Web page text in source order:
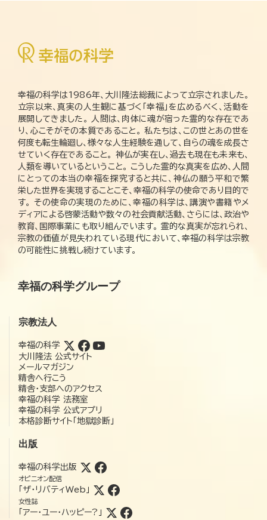
幸福の科学は1986年、大川隆法総裁によって立宗されました。
立宗以来、真実の人生観に基づく「幸福」を広めるべく、活動を
展開してきました。 人間は、肉体に魂が宿った霊的な存在であ
り、心こそがその本質であること。 私たちは、この世とあの世を
何度も転生輪廻し、様々な人生経験を通して、自らの魂を成長さ
せていく存在であること。 神仏が実在し、過去も現在も未来も、
人類を導いているということ。 こうした霊的な真実を広め、人間
にとっての本当の幸福を探究すると共に、神仏の願う平和で繁
栄した世界を実現することこそ、幸福の科学の使命であり目的で
す。 その使命の実現のために、幸福の科学は、講演や書籍やメ
ディアによる啓蒙活動や数々の社会貢献活動、さらには、政治や
教育、国際事業にも取り組んでいます。 霊的な真実が忘れられ、
宗教の価値が見失われている現代において、幸福の科学は宗教
の可能性に挑戦し続けています。
幸福の科学グループ
宗教法人
幸福の科学
大川隆法 公式サイト
メールマガジン
精舎へ行こう
精舎・支部へのアクセス
幸福の科学 法務室
幸福の科学 公式アプリ
本格診断サイト「地獄診断」
出版
幸福の科学出版
オピニオン配信
「ザ・リバティWeb」
女性誌
「アー・ユー・ハッピー?」